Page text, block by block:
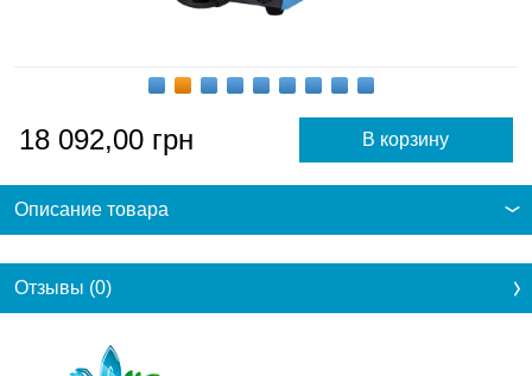
18 092,00 грн
Описание товара
Отзывы (0)